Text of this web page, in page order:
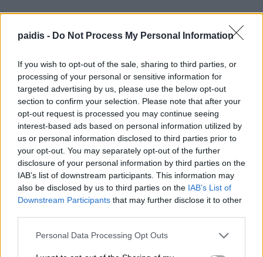
paidis - Do Not Process My Personal Information
If you wish to opt-out of the sale, sharing to third parties, or
processing of your personal or sensitive information for
targeted advertising by us, please use the below opt-out
section to confirm your selection. Please note that after your
opt-out request is processed you may continue seeing
interest-based ads based on personal information utilized by
us or personal information disclosed to third parties prior to
your opt-out. You may separately opt-out of the further
disclosure of your personal information by third parties on the
IAB’s list of downstream participants. This information may
also be disclosed by us to third parties on the IAB’s List of
Downstream Participants that may further disclose it to other
Personal Data Processing Opt Outs
Οι αγωνιστές, οι φίλοι και απόγονοι των αγωνιστών
του ΕΑΜικού κινήματος και των μαχητών της
τρίχρονης εποποιίας του ΔΣΕ, οι πολιτικοί
πρόσφυγες τιμούμε τη Μεγάλη Αντιφασιστική Νίκη
των Λαών.
Το Σάββατο 9 Μάη και ώρα 11,30 το πρωί η Τ.Ε.
Λάρισας του ΚΚΕ η ΚΝΕ και το παράρτημα Λάρισας
της ΠΕΑΕΑ-ΔΣΕ, θα καταθέσουν στεφάνια στο
Μνημείο – Μουσείο της Εθνικής Αντίστασης που
βρίσκεται στο Αλκαζάρ
Μη χάνετε καμία σημαντική είδηση του